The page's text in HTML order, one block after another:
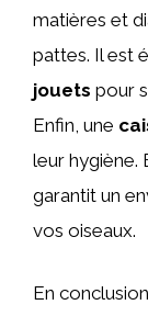
matières et
pattes. Il est
jouets pour
Enfin, une
leur hygiène.
garantit un
vos oiseaux.
En